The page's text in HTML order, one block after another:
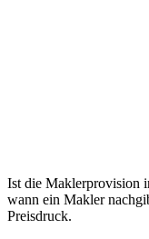
Ist die Maklerprovision
wann ein Makler
Preisdruck.